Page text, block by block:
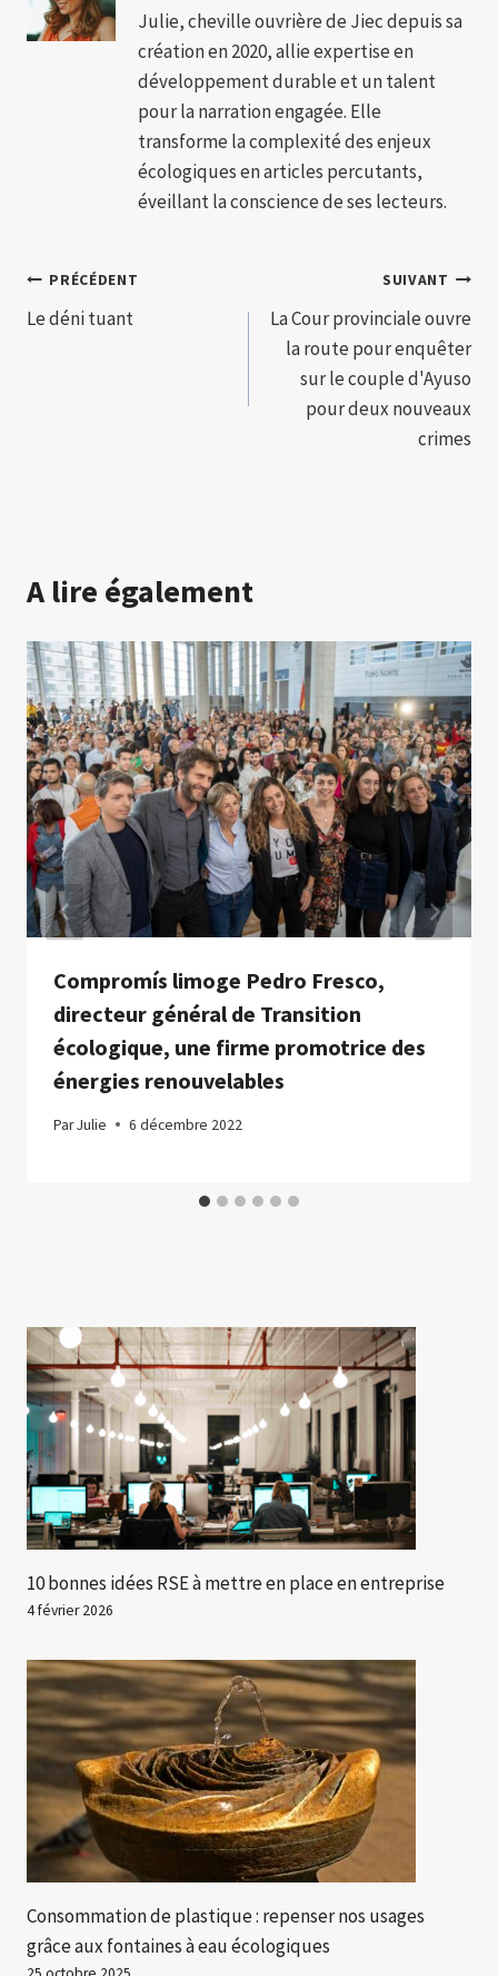
Julie, cheville ouvrière de Jiec depuis sa
création en 2020, allie expertise en
développement durable et un talent
pour la narration engagée. Elle
transforme la complexité des enjeux
écologiques en articles percutants,
éveillant la conscience de ses lecteurs.
Navigation
de
PRÉCÉDENT
Le déni tuant
SUIVANT
La Cour provinciale ouvre
la route pour enquêter
sur le couple d'Ayuso
pour deux nouveaux
crimes
A lire également
Compromís limoge Pedro Fresco,
directeur général de Transition
écologique, une firme promotrice des
énergies renouvelables
ParJulie 6 décembre 2022
10 bonnes idées RSE à mettre en place en entreprise
4 février 2026
Consommation de plastique : repenser nos usages
grâce aux fontaines à eau écologiques